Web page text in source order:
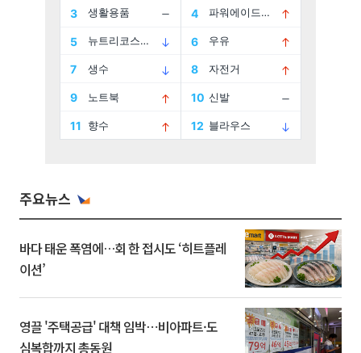
주요뉴스
바다 태운 폭염에…회 한 접시도 ‘히트플레
이션’
영끌 '주택공급' 대책 임박⋯비아파트·도
심복합까지 총동원